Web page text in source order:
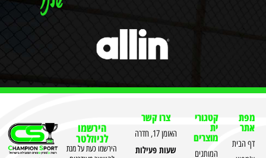
מפת
אתר
דף הבית
קטגורי
ית
מוצרים
המותגים
צרו קשר
האומן 17, חדרה
שעות פעילות
הירשמו
לניוזלטר
הירשמו כעת על מנת